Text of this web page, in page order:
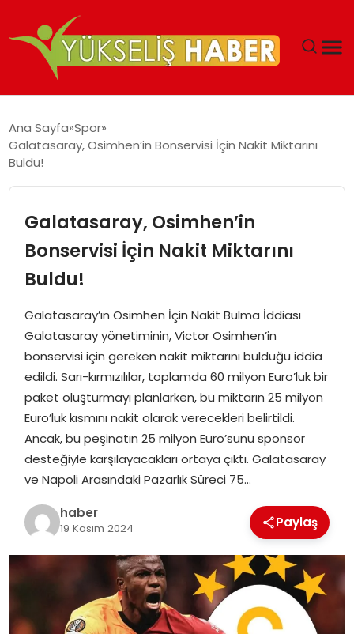
MALIYETLERINI AZALTIYOR’
Ana Sayfa Spor
Galatasaray, Osimhen’in Bonservisi İçin Nakit Miktarını
Buldu!
Galatasaray, Osimhen’in
Bonservisi İçin Nakit Miktarını
Buldu!
Galatasaray’ın Osimhen İçin Nakit Bulma İddiası
Galatasaray yönetiminin, Victor Osimhen’in
bonservisi için gereken nakit miktarını bulduğu iddia
edildi. Sarı-kırmızılılar, toplamda 60 milyon Euro’luk bir
paket oluşturmayı planlarken, bu miktarın 25 milyon
Euro’luk kısmını nakit olarak verecekleri belirtildi.
Ancak, bu peşinatın 25 milyon Euro’sunu sponsor
desteğiyle karşılayacakları ortaya çıktı. Galatasaray
ve Napoli Arasındaki Pazarlık Süreci 75…
haber
19 Kasım 2024 Paylaş